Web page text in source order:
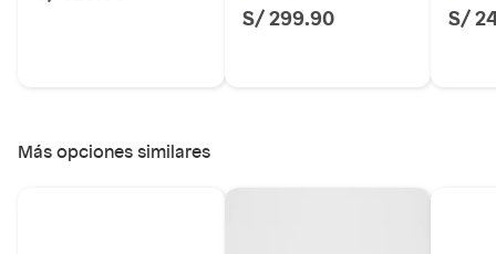
S/ 299.90 S/
Más opciones similares